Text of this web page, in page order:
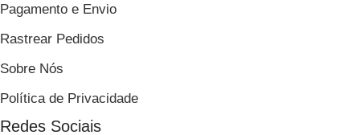
Pagamento e Envio
Rastrear Pedidos
Sobre Nós
Política de Privacidade
Redes Sociais